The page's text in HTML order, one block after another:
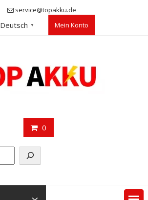
service@topakku.de
Deutsch ▼ Mein Konto
0